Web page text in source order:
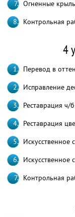
Огненные
Контрольная
4
Перевод в
Исправление
Реставрация ч/
Реставрация
Искусственное
Искусственное
Контрольная